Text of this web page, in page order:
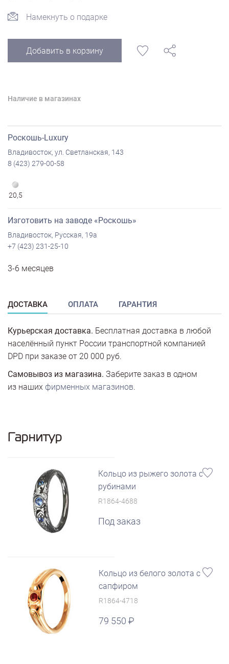
Намекнуть о подарке
Добавить в корзину
Наличие в магазинах
Роскошь-Luxury
Владивосток, ул. Светланская, 143
8 (423) 279-00-58
20,5
Изготовить на заводе «Роскошь»
Владивосток, Русская, 19а
+7 (423) 231-25-10
3-6 месяцев
ДОСТАВКА ОПЛАТА ГАРАНТИЯ
Курьерская доставка. Бесплатная доставка в любой
населённый пункт России транспортной компанией
DPD при заказе от 20 000 руб.
Самовывоз из магазина. Заберите заказ в одном
из наших фирменных магазинов.
Гарнитур
Кольцо из рыжего золота с
рубинами
R1864-4688
Под заказ
Кольцо из белого золота с
сапфиром
R1864-4718
79 550